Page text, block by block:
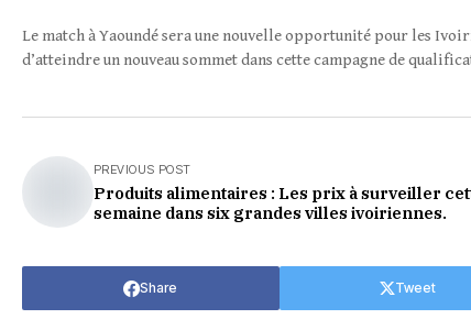
Le match à Yaoundé sera une nouvelle opportunité pour les
d’atteindre un nouveau sommet dans cette campagne de
PREVIOUS POST
Produits alimentaires : Les prix à surveiller
semaine dans six grandes villes ivoiriennes.
Share Tweet